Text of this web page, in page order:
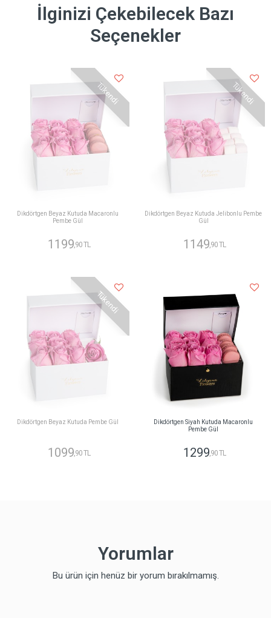
İlginizi Çekebilecek Bazı
Seçenekler
Tükendi
Dikdörtgen Beyaz Kutuda Macaronlu
Pembe Gül
1199 ,90 TL
Tükendi
Dikdörtgen Beyaz Kutuda Jelibonlu Pembe
Gül
1149 ,90 TL
Tükendi
Dikdörtgen Beyaz Kutuda Pembe Gül
1099,90 TL
Dikdörtgen Siyah Kutuda Macaronlu
Pembe Gül
1299,90 TL
Yorumlar
Bu ürün için henüz bir yorum bırakılmamış.